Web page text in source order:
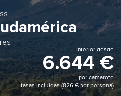
Interior desde
6.644 €
por camarote
tasas incluidas (826 € por persona)